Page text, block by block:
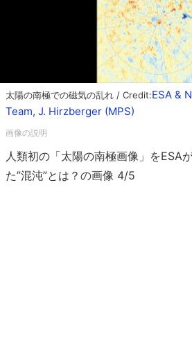
太陽の南極での磁気の乱れ / Credit:ESA &
Team, J. Hirzberger (MPS)
人類初の「太陽の南極画像」をESA
た”混沌”とは？の画像 4/5